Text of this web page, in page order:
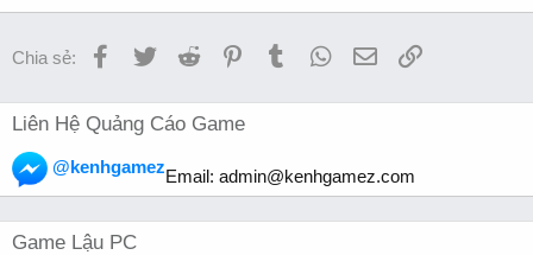
Chia sẻ: Facebook
TwitterReddit PinterestTumblrWhatsApp
EmailLink
Liên Hệ Quảng Cáo Game
@kenhgamezEmail: admin@kenhgamez.com
Game Lậu PC